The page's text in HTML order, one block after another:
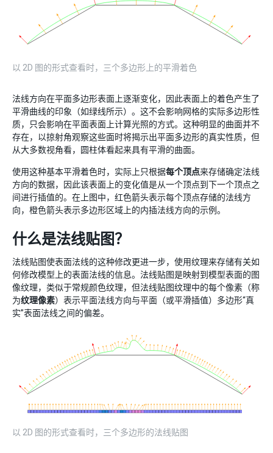
以 2D 图的形式查看时，三个多边形上的平滑着色
法线方向在平面多边形表面上逐渐变化，因此表面上的着色产生了
平滑曲线的印象（如绿线所示）。这不会影响网格的实际多边形性
质，只会影响在平面表面上计算光照的方式。这种明显的曲面并不
存在，以掠射角观察这些面时将揭示出平面多边形的真实性质，但
从大多数视角看，圆柱体看起来具有平滑的曲面。
使用这种基本平滑着色时，实际上只根据每个顶点来存储确定法线
方向的数据，因此该表面上的变化值是从一个顶点到下一个顶点之
间进行插值的。在上图中，红色箭头表示每个顶点存储的法线方
向，橙色箭头表示多边形区域上的内插法线方向的示例。
什么是法线贴图？
法线贴图使表面法线的这种修改更进一步，使用纹理来存储有关如
何修改模型上的表面法线的信息。法线贴图是映射到模型表面的图
像纹理，类似于常规颜色纹理，但法线贴图纹理中的每个像素（称
为纹理像素）表示平面法线方向与平面（或平滑插值）多边形“真
实”表面法线之间的偏差。
以 2D 图的形式查看时，三个多边形的法线贴图